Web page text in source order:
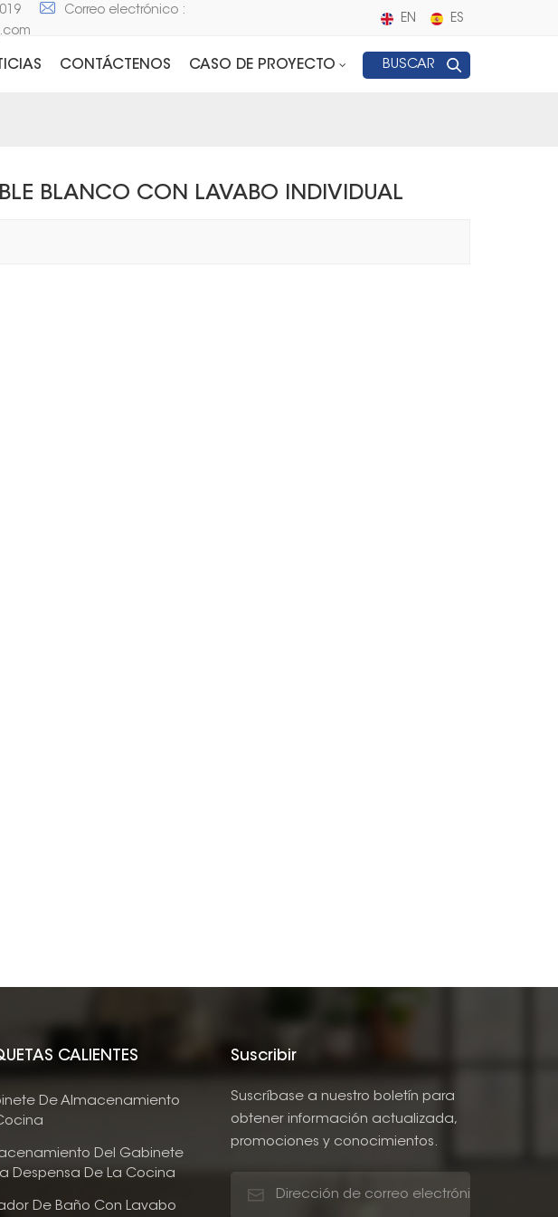
Correo electrónico :
EN ES
CONTÁCTENOS CASO DE PROYECTO BUSCAR
BLANCO CON LAVABO INDIVIDUAL
CALIENTES
De Almacenamiento
Del Gabinete
Despensa De La Cocina
De Baño Con Lavabo
Suscribir
Suscríbase a nuestro boletín para
obtener información actualizada,
promociones y conocimientos.